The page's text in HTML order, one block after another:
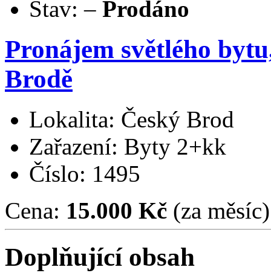
Stav: – Prodáno
Pronájem světlého
Brodě
Lokalita: Český Brod
Zařazení: Byty 2+kk
Číslo: 1495
Cena: 15.000 Kč (za měsíc)
Doplňující obsah